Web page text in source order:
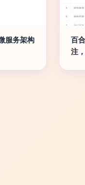
服务架构
百
注